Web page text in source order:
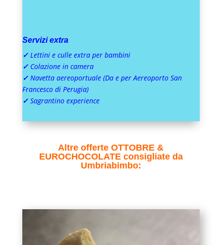
Servizi extra
✓Lettini e culle extra per bambini
✓Colazione in camera
✓Navetta aereoportuale (Da e per Aereoporto San
Francesco di Perugia)
✓Sagrantino experience
Altre offerte OTTOBRE &
EUROCHOCOLATE consigliate da
Umbriabimbo: